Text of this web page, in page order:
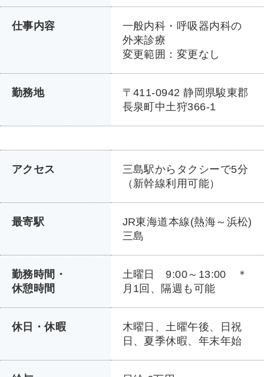
仕事内容
一般内科・呼吸器内科の
外来診療
変更範囲：変更なし
勤務地
〒411-0942 静岡県駿東郡
長泉町中土狩366-1
アクセス
三島駅からタクシーで5分
（新幹線利用可能）
最寄駅
JR東海道本線(熱海～浜松)
三島
勤務時間・
休憩時間
土曜日 9:00～13:00 ＊
月1回、隔週も可能
休日・休暇
木曜日、土曜午後、日祝
日、夏季休暇、年末年始